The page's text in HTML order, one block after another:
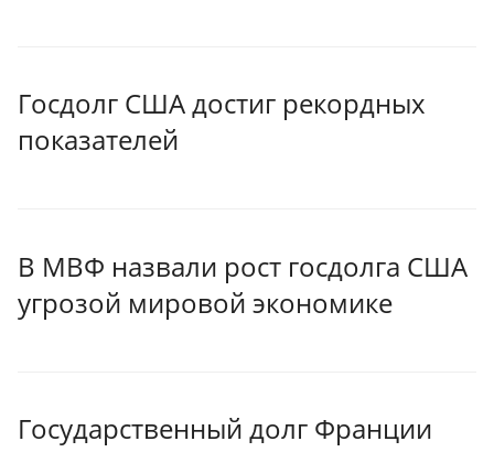
Госдолг США достиг рекордных
показателей
В МВФ назвали рост госдолга США
угрозой мировой экономике
Государственный долг Франции